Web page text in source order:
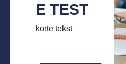
E TEST
korte tekst